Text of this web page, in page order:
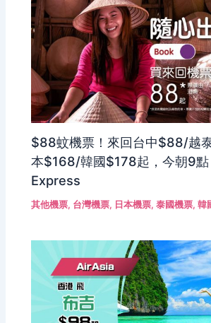
$88蚊機票！來回台中$88/越
本$168/韓國$178起，今朝9點
Express
其他機票, 台灣機票, 日本機票,泰國機票,韓